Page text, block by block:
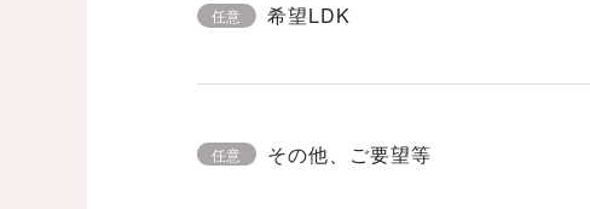
任意 希望LDK
任意 その他、ご要望等